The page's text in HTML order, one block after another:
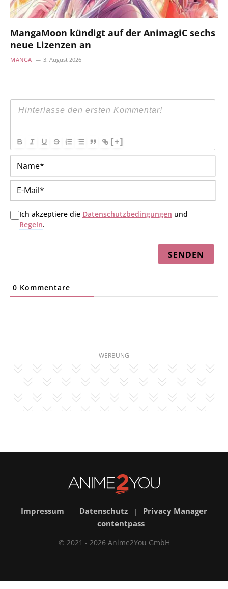
MangaMoon kündigt auf der AnimagiC sechs
neue Lizenzen an
MANGA 3. August 2026
[+]
Ich akzeptiere die Datenschutzbedingungen und
Regeln.
0 Kommentare
WERBUNG
Impressum | Datenschutz | Privacy Manager
| contentpass
© 2021 - 2026 Anime2You GmbH